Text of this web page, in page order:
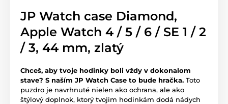
JP Watch case Diamond,
Apple Watch 4 / 5 / 6 / SE 1 / 2
/ 3, 44 mm, zlatý
Chceš, aby tvoje hodinky boli vždy v dokonalom
stave? S naším JP Watch Case to bude hračka. Toto
puzdro je navrhnuté nielen ako ochrana, ale ako
štýlový doplnok, ktorý tvojim hodinkám dodá nádych